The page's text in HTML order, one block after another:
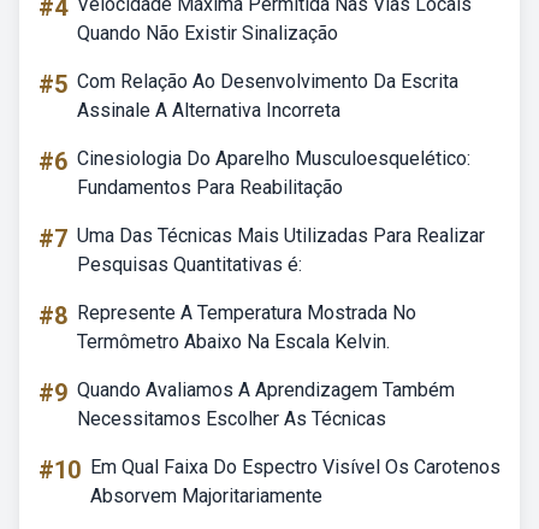
#4
Quando Não Existir Sinalização
#5 Com Relação Ao Desenvolvimento Da Escrita
Assinale A Alternativa Incorreta
#6 Cinesiologia Do Aparelho Musculoesquelético:
Fundamentos Para Reabilitação
#7 Uma Das Técnicas Mais Utilizadas Para Realizar
Pesquisas Quantitativas é:
#8 Represente A Temperatura Mostrada No
Termômetro Abaixo Na Escala Kelvin.
#9 Quando Avaliamos A Aprendizagem Também
Necessitamos Escolher As Técnicas
#10 Em Qual Faixa Do Espectro Visível Os Carotenos
Absorvem Majoritariamente